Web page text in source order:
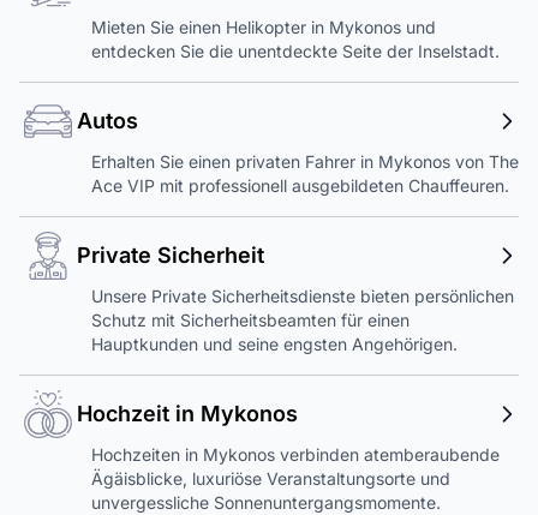
Mieten Sie einen Helikopter in Mykonos und
entdecken Sie die unentdeckte Seite der Inselstadt.
Autos
Erhalten Sie einen privaten Fahrer in Mykonos von The
Ace VIP mit professionell ausgebildeten Chauffeuren.
Private Sicherheit
Unsere Private Sicherheitsdienste bieten persönlichen
Schutz mit Sicherheitsbeamten für einen
Hauptkunden und seine engsten Angehörigen.
Hochzeit in Mykonos
Hochzeiten in Mykonos verbinden atemberaubende
Ägäisblicke, luxuriöse Veranstaltungsorte und
unvergessliche Sonnenuntergangsmomente.